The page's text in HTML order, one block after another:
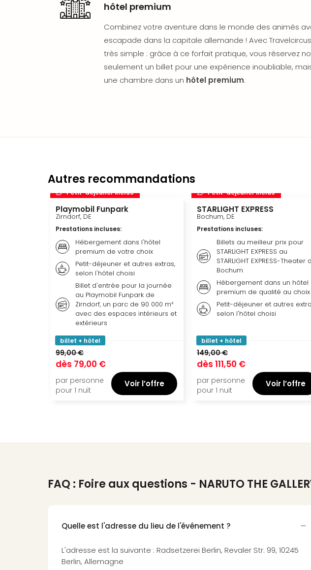
hôtel premium
Combinez votre aventure dans le monde des animés
escapade dans la capitale allemande ! Avec
très simple : grâce à ce forfait pratique, vous réservez
seulement un billet pour une expérience inoubliable,
une chambre dans un hôtel premium.
Autres recommandations
Petit-déjeuner inclus
Playmobil Funpark
Zirndorf, DE
Prestations incluses:
Hébergement dans l'hôtel
premium de votre choix
Petit-déjeuner et autres extras,
selon l'hôtel choisi
Billet d'entrée pour la journée
au Playmobil Funpark de
Zirndorf, un parc de 90 000 m²
avec des espaces intérieurs et
extérieurs
billet + hôtel
99,00 €
dès 79,00 €
par personne
pour 1 nuit
Voir l’offre
Petit-déjeuner inclus
STARLIGHT EXPRESS
Bochum, DE
Prestations incluses:
Billets au meilleur prix pour
STARLIGHT EXPRESS au
STARLIGHT EXPRESS-Theater
Bochum
Hébergement dans un hôtel
premium de qualité au choix
Petit-déjeuner et autres
selon l'hôtel choisi
billet + hôtel
149,00 €
dès 111,50 €
par personne
pour 1 nuit
Voir l’offre
FAQ : Foire aux questions - NARUTO THE
Quelle est l'adresse du lieu de l'événement ?
L'adresse est la suivante : Radsetzerei Berlin, Revaler Str. 99, 10245
Berlin, Allemagne